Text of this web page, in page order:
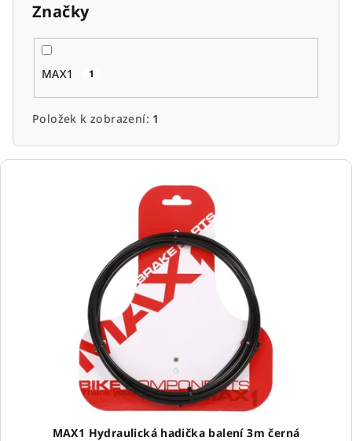
Značky
MAX1 1
Položek k zobrazení: 1
V
MAX1 Hydraulická hadička balení 3m černá